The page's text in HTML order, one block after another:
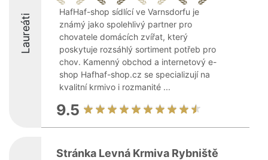
Laureáti
HafHaf-shop sídlící ve Varnsdorfu je
známý jako spolehlivý partner pro
chovatele domácích zvířat, který
poskytuje rozsáhlý sortiment potřeb pro
chov. Kamenný obchod a internetový e-
shop Hafhaf-shop.cz se specializují na
kvalitní krmivo i rozmanité ...
9.5
Stránka Levná Krmiva Rybniště